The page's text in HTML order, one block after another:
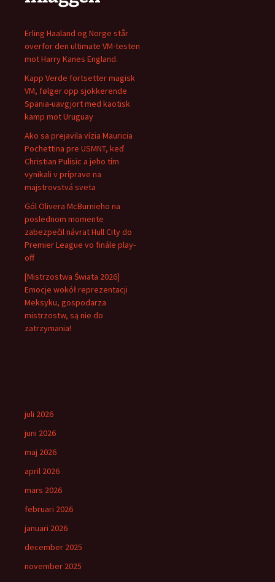
Erling Haaland og Norge står
overfor den ultimate VM-testen
mot Harry Kanes England.
Kapp Verde fortsetter magisk
VM, følger opp sjokkerende
Spania-uavgjort med kaotisk
kamp mot Uruguay
Ako sa prejavila vízia Mauricia
Pochettina pre USMNT, keď
Christian Pulisic a jeho tím
vynikali v príprave na
majstrovstvá sveta
Gól Olivera McBurnieho na
poslednom momente
zabezpečil návrat Hull City do
Premier League vo finále play-
off
[Mistrzostwa Świata 2026]
Emocje wokół reprezentacji
Meksyku, gospodarza
mistrzostw, są nie do
zatrzymania!
juli 2026
juni 2026
maj 2026
april 2026
mars 2026
februari 2026
januari 2026
december 2025
november 2025